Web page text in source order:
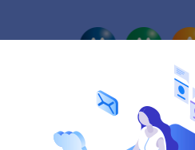
La route